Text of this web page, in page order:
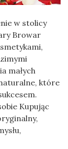
w stolicy
Browar
małych
które
Kupując